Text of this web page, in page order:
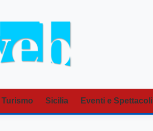
Turismo Sicilia Eventi e Spettacoli